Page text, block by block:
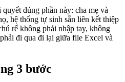
đúng phần này: cha mẹ và
hệ thống tự sinh sẵn liên kết thiệp
rể không phải nhập tay, không
đi qua đi lại giữa file Excel và
3 bước